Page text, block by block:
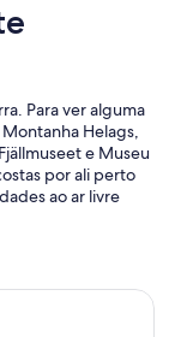
Para ver alguma
Helags,
e Museu
por ali perto
ao ar livre